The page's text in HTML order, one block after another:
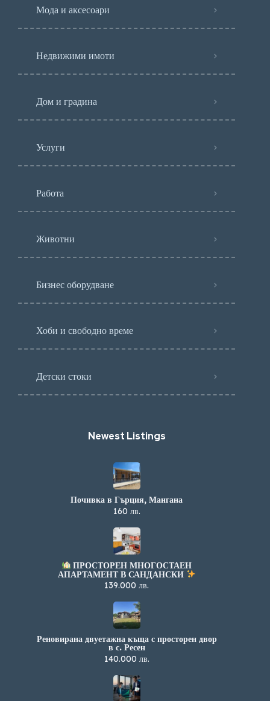
Мода и аксесоари
Недвижими имоти
Дом и градина
Услуги
Работа
Животни
Бизнес оборудване
Хоби и свободно време
Детски стоки
Newest Listings​
Почивка в Гърция, Мангана
160 лв.
ПРОСТОРЕН МНОГОСТАЕН
АПАРТАМЕНТ В САНДАНСКИ
139.000 лв.
Реновирана двуетажна къща с просторен двор
в с. Ресен
140.000 лв.